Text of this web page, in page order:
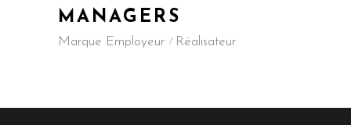
MANAGERS
Marque Employeur Réalisateur